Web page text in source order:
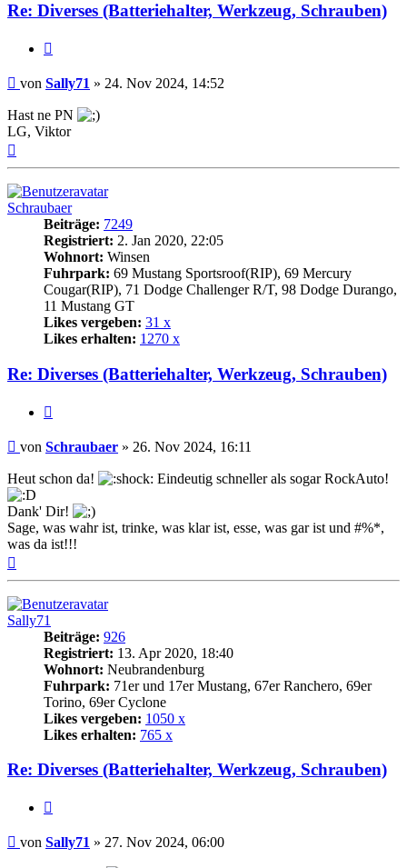
Re: Diverses (Batteriehalter, Werkzeug, Schrauben)
Beitrag
von Sally71 » 24. Nov 2024, 14:52
Hast ne PN
LG, Viktor
Schraubaer
Beiträge: 7249
Registriert: 2. Jan 2020, 22:05
Wohnort: Winsen
Fuhrpark: 69 Mustang Sportsroof(RIP), 69 Mercury
Cougar(RIP), 71 Dodge Challenger R/T, 98 Dodge Durango,
11 Mustang GT
Likes vergeben: 31 x
Likes erhalten: 1270 x
Re: Diverses (Batteriehalter, Werkzeug, Schrauben)
Beitrag
von Schraubaer » 26. Nov 2024, 16:11
Heut schon da! Eindeutig schneller als sogar RockAuto!
Dank' Dir!
Sage, was wahr ist, trinke, was klar ist, esse, was gar ist und #%*,
was da ist!!!
Sally71
Beiträge: 926
Registriert: 13. Apr 2020, 18:40
Wohnort: Neubrandenburg
Fuhrpark: 71er und 17er Mustang, 67er Ranchero, 69er
Torino, 69er Cyclone
Likes vergeben: 1050 x
Likes erhalten: 765 x
Re: Diverses (Batteriehalter, Werkzeug, Schrauben)
Beitrag
von Sally71 » 27. Nov 2024, 06:00